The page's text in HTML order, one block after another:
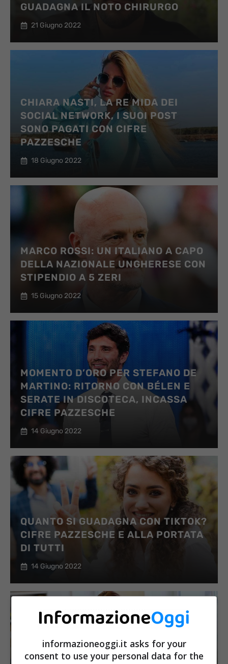
GUADAGNA IL NOTO CHIRURGO
21 Giugno 2022
CHIARA NASTI, LA RE MIDA DEI
SOCIAL NETWORK, I SUOI POST
SONO PAGATI CON CIFRE
PAZZESCHE
18 Giugno 2022
MARCO ROSSI: UN ITALIANO A CAPO
DELLA NAZIONALE UNGHERESE CON
STIPENDIO A 5 ZERI
15 Giugno 2022
MOMENTO D’ORO PER STEFANO DE
MARTINO: RITORNO CON BÉLEN E
SERATE IN DISCOTECA, INCASSA
CIFRE PAZZESCHE
14 Giugno 2022
QUANTO SI GUADAGNA CON TIKTOK?
CIFRE PAZZESCHE E ALLA PORTATA
DI TUTTI
14 Giugno 2022
SUPPLENZE INSEGNANTI: COME
FUNZIONA IL MECCANISMO PER
ESSERE CHIAMATI ED È
informazioneoggi.it asks for your
consent to use your personal data for the